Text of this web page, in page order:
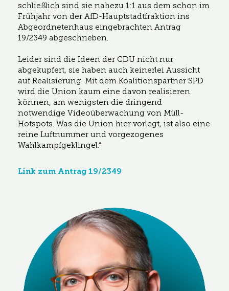
schließlich sind sie nahezu 1:1 aus dem schon im
Frühjahr von der AfD-Hauptstadtfraktion ins
Abgeordnetenhaus eingebrachten Antrag
19/2349 abgeschrieben.
Leider sind die Ideen der CDU nicht nur
abgekupfert, sie haben auch keinerlei Aussicht
auf Realisierung. Mit dem Koalitionspartner SPD
wird die Union kaum eine davon realisieren
können, am wenigsten die dringend
notwendige Videoüberwachung von Müll-
Hotspots. Was die Union hier vorlegt, ist also eine
reine Luftnummer und vorgezogenes
Wahlkampfgeklingel.“
Link zum Antrag 19/2349